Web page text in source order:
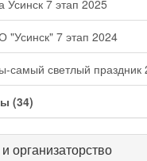
Усинск 7 этап 2025
"Усинск" 7 этап 2024
самый светлый праздник
(34)
организаторство